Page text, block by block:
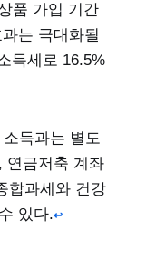
품 가입 기간
는 극대화될
득세로 16.5%
득과는 별도
연금저축 계좌
합과세와 건강
있다.↩